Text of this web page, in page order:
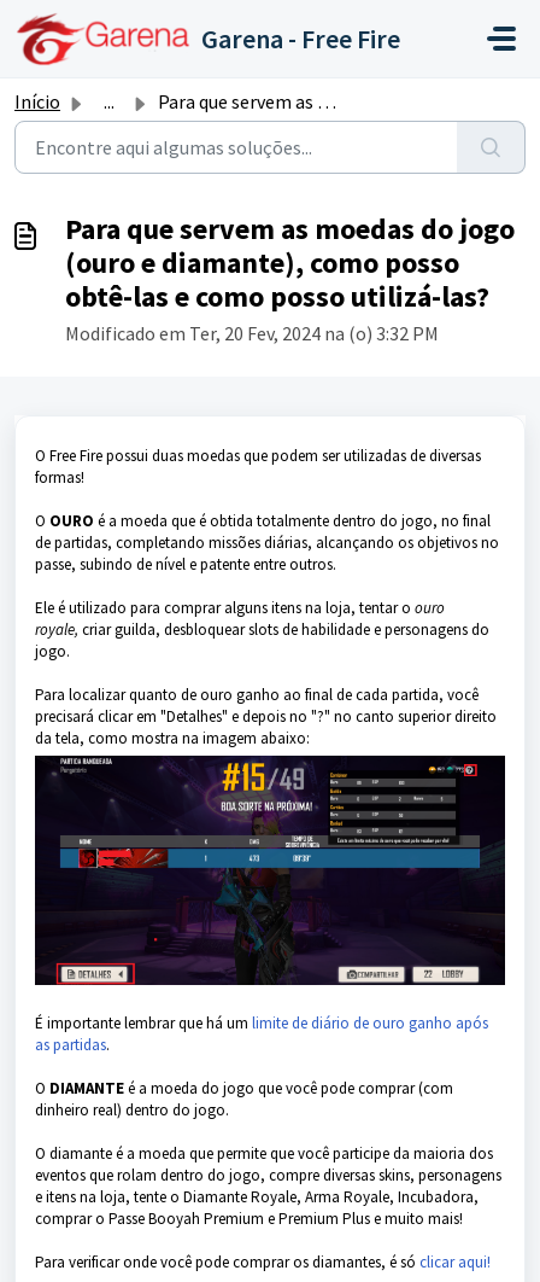
Ir para o conteúdo principal
Garena - Free Fire
Início ... Para que servem as moedas do jogo (ouro e diamante), como...
Para que servem as moedas do jogo
(ouro e diamante), como posso
obtê-las e como posso utilizá-las?
Modificado em Ter, 20 Fev, 2024 na (o) 3:32 PM
O Free Fire possui duas moedas que podem ser utilizadas de diversas
formas!
O OURO é a moeda que é obtida totalmente dentro do jogo, no final
de partidas, completando missões diárias, alcançando os objetivos no
passe, subindo de nível e patente entre outros.
Ele é utilizado para comprar alguns itens na loja, tentar o ouro
royale, criar guilda, desbloquear slots de habilidade e personagens do
jogo.
Para localizar quanto de ouro ganho ao final de cada partida, você
precisará clicar em "Detalhes" e depois no "?" no canto superior direito
da tela, como mostra na imagem abaixo:
É importante lembrar que há um limite de diário de ouro ganho após
as partidas.
O DIAMANTEé a moeda do jogo que você pode comprar (com
dinheiro real) dentro do jogo.
O diamante é a moeda que permite que você participe da maioria dos
eventos que rolam dentro do jogo, compre diversas skins, personagens
e itens na loja, tente o Diamante Royale, Arma Royale, Incubadora,
comprar o Passe Booyah Premium e Premium Plus e muito mais!
Para verificar onde você pode comprar os diamantes, é só clicar aqui!